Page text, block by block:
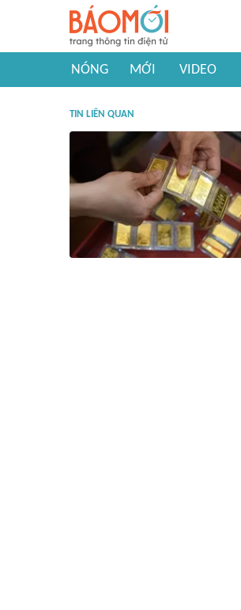
NÓNG MỚI VIDEO
TIN LIÊN QUAN